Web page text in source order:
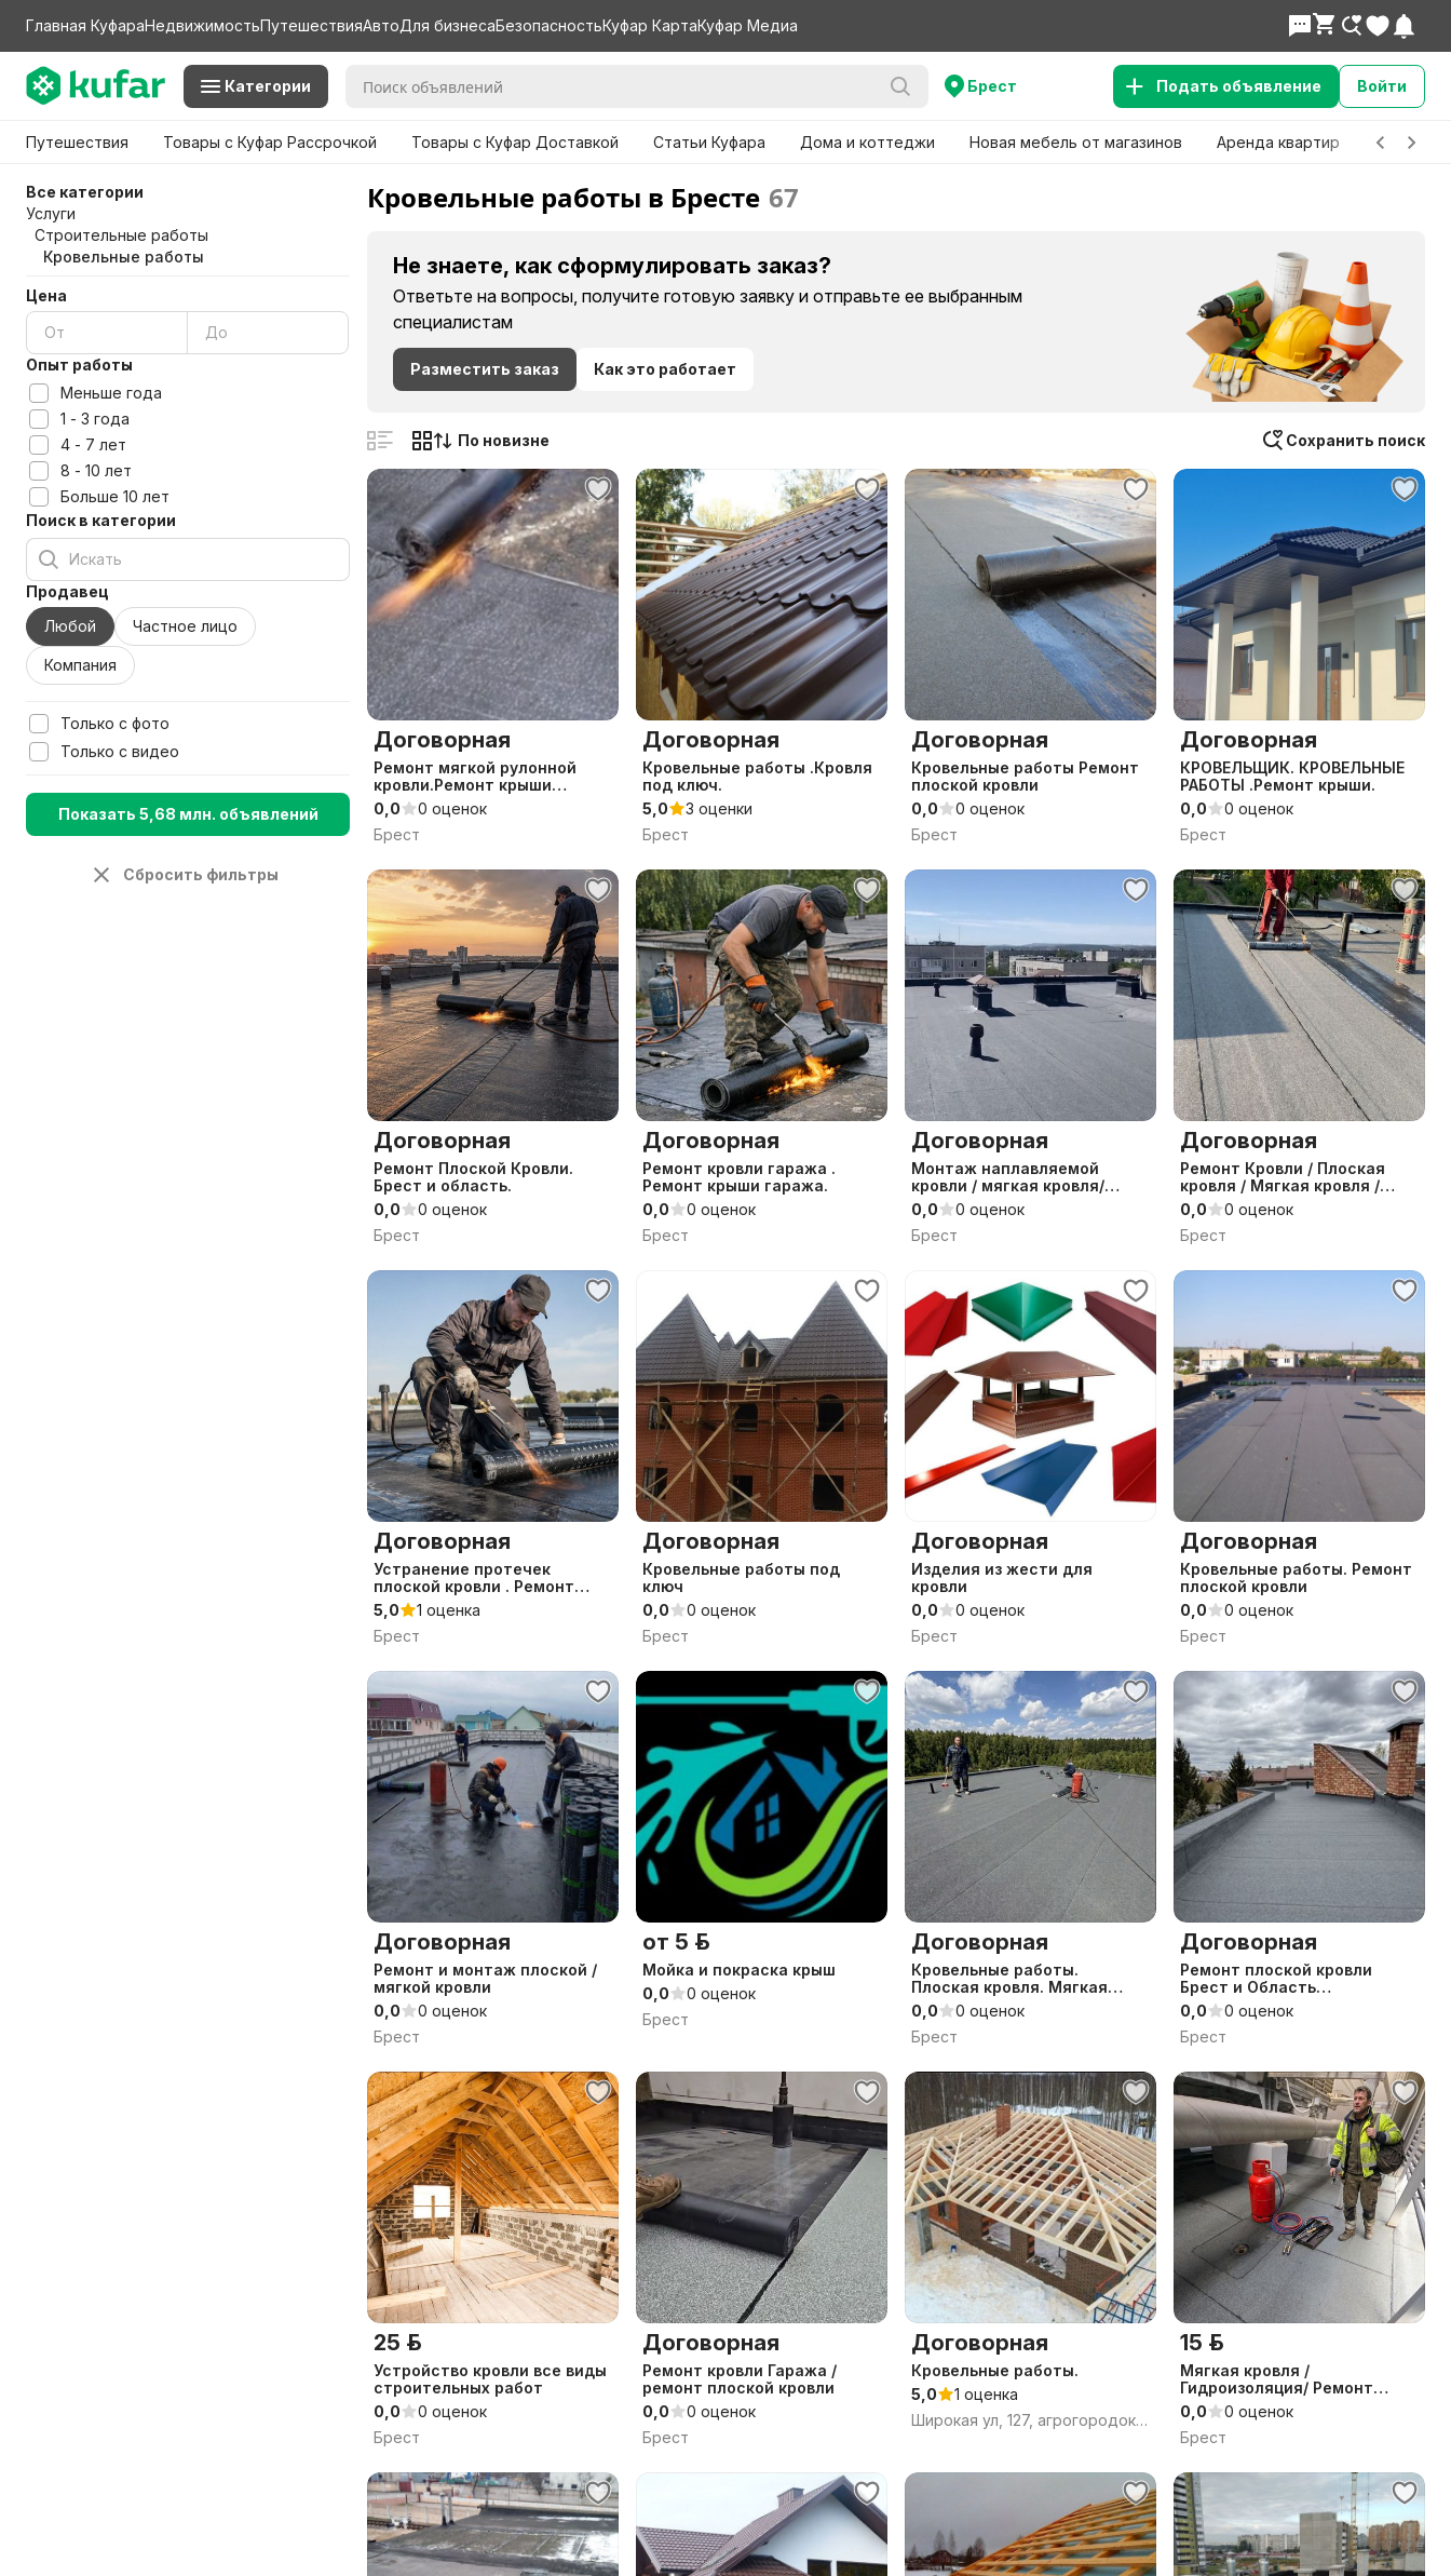
Главная КуфараНедвижимостьПутешествияАвтоДля бизнесаБезопасностьКуфар КартаКуфар Медиа
Категории Брест Подать объявление Войти
Путешествия Товары с Куфар Рассрочкой Товары с Куфар Доставкой Статьи Куфара Дома и коттеджи Новая мебель от магазинов Аренда квартир Детские
Все категории
Услуги
Строительные работы
Кровельные работы
Цена
Опыт работы
Меньше года
1 - 3 года
4 - 7 лет
8 - 10 лет
Больше 10 лет
Поиск в категории
Продавец
Любой
Частное лицо
Компания
Только с фото
Только с видео
Показать 5,68 млн. объявлений
Сбросить фильтры
Кровельные работы в Бресте 67
Не знаете, как сформулировать заказ?
Ответьте на вопросы, получите готовую заявку и отправьте ее выбранным
специалистам
Разместить заказ Как это работает
Сохранить поиск
По новизне
Договорная
Ремонт мягкой рулонной
кровли.Ремонт крыши
гаража
0,0
0 оценок
Брест
Договорная
Кровельные работы .Кровля
под ключ.
5,0
3 оценки
Брест
Договорная
Кровельные работы Ремонт
плоской кровли
0,0
0 оценок
Брест
Договорная
КРОВЕЛЬЩИК. КРОВЕЛЬНЫЕ
РАБОТЫ .Ремонт крыши.
0,0
0 оценок
Брест
Договорная
Ремонт Плоской Кровли.
Брест и область.
0,0
0 оценок
Брест
Договорная
Ремонт кровли гаража .
Ремонт крыши гаража.
0,0
0 оценок
Брест
Договорная
Монтаж наплавляемой
кровли / мягкая кровля/
плоская кровля / ремонт
0,0
0 оценок
Брест
Договорная
Ремонт Кровли / Плоская
кровля / Мягкая кровля /
Рубероид
0,0
0 оценок
Брест
Договорная
Устранение протечек
плоской кровли . Ремонт
плоской кровли . Монтаж
мягкой кровли . Кровля
гаража
5,0
1 оценка
Брест
Договорная
Кровельные работы под
ключ
0,0
0 оценок
Брест
Договорная
Изделия из жести для
кровли
0,0
0 оценок
Брест
Договорная
Кровельные работы. Ремонт
плоской кровли
0,0
0 оценок
Брест
Договорная
Ремонт и монтаж плоской /
мягкой кровли
0,0
0 оценок
Брест
от 5 р.
Мойка и покраска крыш
0,0
0 оценок
Брест
Договорная
Кровельные работы.
Плоская кровля. Мягкая
кровля. Ремонт плоской
кровли.
0,0
0 оценок
Брест
Договорная
Ремонт плоской кровли
Брест и Область
Технониколь Рубероид
0,0
0 оценок
Брест
25 р.
Устройство кровли все виды
строительных работ
0,0
0 оценок
Брест
Договорная
Ремонт кровли Гаража /
ремонт плоской кровли
0,0
0 оценок
Брест
Договорная
Кровельные работы.
5,0
1 оценка
Широкая ул, 127, агрогородок Страдечь, Знаменский сельсовет, Брестский район, Брестская область
15 р.
Мягкая кровля /
Гидроизоляция/ Ремонт
кровли зданий любых
масштабов , от гаражей до
ТЦ
0,0
0 оценок
Брест